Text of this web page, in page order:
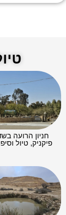
חניון הרועה
פיקניק, טיול